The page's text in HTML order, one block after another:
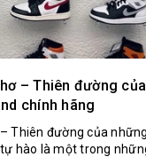
– Thiên đường
chính hãng
– Thiên đường của
hào là một trong